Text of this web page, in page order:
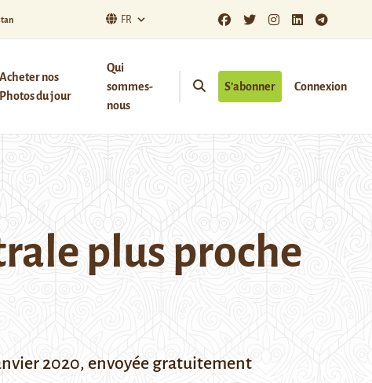
FR
Acheter nos
Photos du jour
Qui
sommes-
nous
S’abonner Connexion
plus proche
2020, envoyée gratuitement